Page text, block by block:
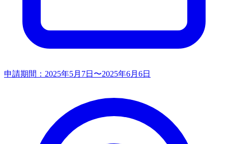
申請期間： 2025年5月7日〜2025年6月6日